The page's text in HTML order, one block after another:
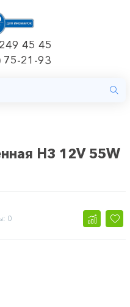
45 45
75-21-93
H3 12V 55W
0